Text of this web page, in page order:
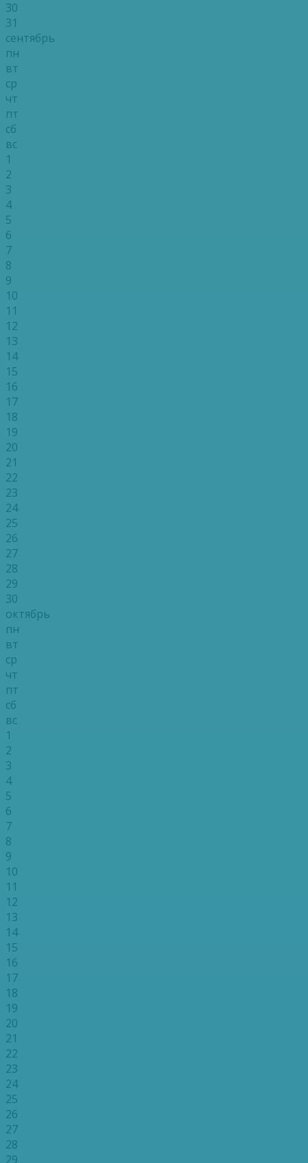
30
31
сентябрь
пн
вт
ср
чт
пт
сб
вс
1
2
3
4
5
6
7
8
9
10
11
12
13
14
15
16
17
18
19
20
21
22
23
24
25
26
27
28
29
30
октябрь
пн
вт
ср
чт
пт
сб
вс
1
2
3
4
5
6
7
8
9
10
11
12
13
14
15
16
17
18
19
20
21
22
23
24
25
26
27
28
29